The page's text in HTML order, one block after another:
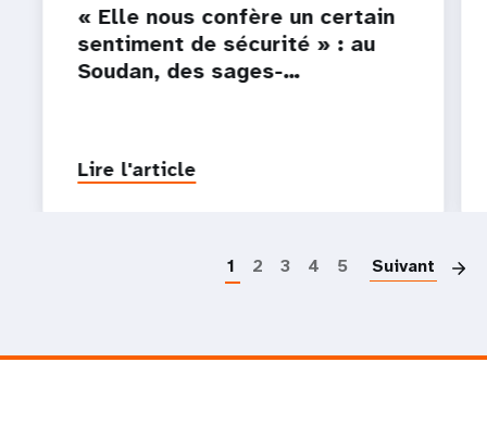
« Elle nous confère un certain
sentiment de sécurité » : au
Soudan, des sages-…
Lire l'article
1 2 3 4 5 Suivant